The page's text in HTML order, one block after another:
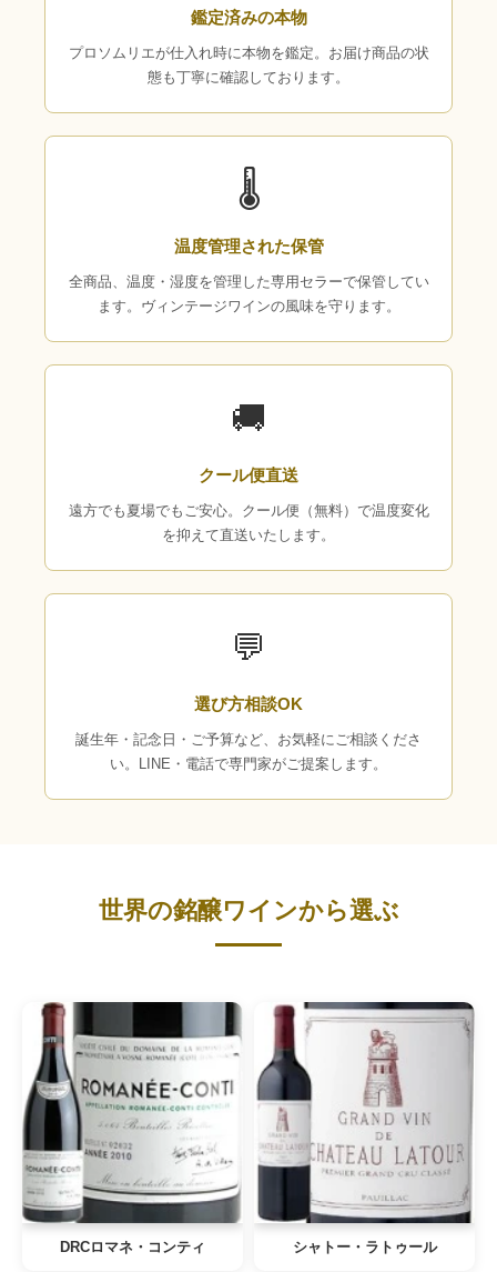
鑑定済みの本物
プロソムリエが仕入れ時に本物を鑑定。お届け商品の状
態も丁寧に確認しております。
🌡
温度管理された保管
全商品、温度・湿度を管理した専用セラーで保管してい
ます。ヴィンテージワインの風味を守ります。
🚚
クール便直送
遠方でも夏場でもご安心。クール便（無料）で温度変化
を抑えて直送いたします。
💬
選び方相談OK
誕生年・記念日・ご予算など、お気軽にご相談くださ
い。LINE・電話で専門家がご提案します。
世界の銘醸ワインから選ぶ
DRCロマネ・コンティ シャトー・ラトゥール